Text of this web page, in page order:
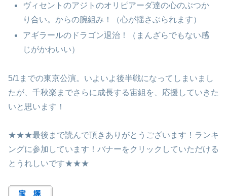
ヴィセントのアジトのオリピアーダ達の心のぶつか
り合い。からの腕組み！（心が揺さぶられます）
アギラールのドラゴン退治！（まんざらでもない感
じがかわいい）
5/1までの東京公演。いよいよ後半戦になってしまいまし
たが、千秋楽までさらに成長する宙組を、応援していきた
いと思います！
★★★最後まで読んで頂きありがとうございます！ランキ
ングに参加しています！バナーをクリックしていただける
とうれしいです★★★